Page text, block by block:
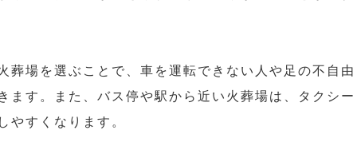
葬場を選ぶことで、車を運転できない人や足の不自由
ます。また、バス停や駅から近い火葬場は、タクシー
やすくなります。